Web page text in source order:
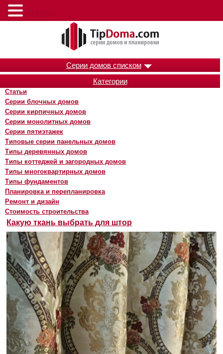
Серии домов списком
Категории
Статьи
Серии блочных домов
Серии кирпичных домов
Серии монолитных домов
Серии пятиэтажек
Типовые серии панельных домов
Типы деревянных домов
Типы коттеджей и загородных домов
Типы многоквартирных домов
Типы фундаментов
Планировка и перепланировка
Ремонт и дизайн
Стоимость строительства
Какую ткань выбрать для штор